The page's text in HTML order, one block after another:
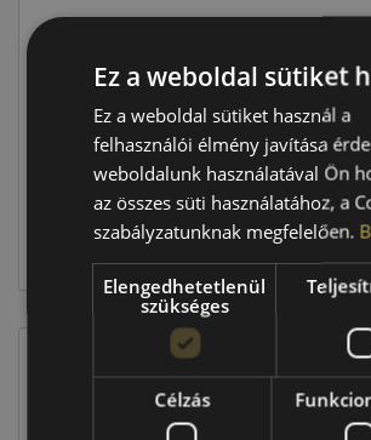
Kosárba
EU-s abroncscímke
Ez a weboldal sütiket
Ez a weboldal sütiket használ a
felhasználói élmény javítása
weboldalunk használatával Ön
az összes süti használatához, a
szabályzatunknak megfelelően.
Elengedhetetlenül
szükséges
Célzás